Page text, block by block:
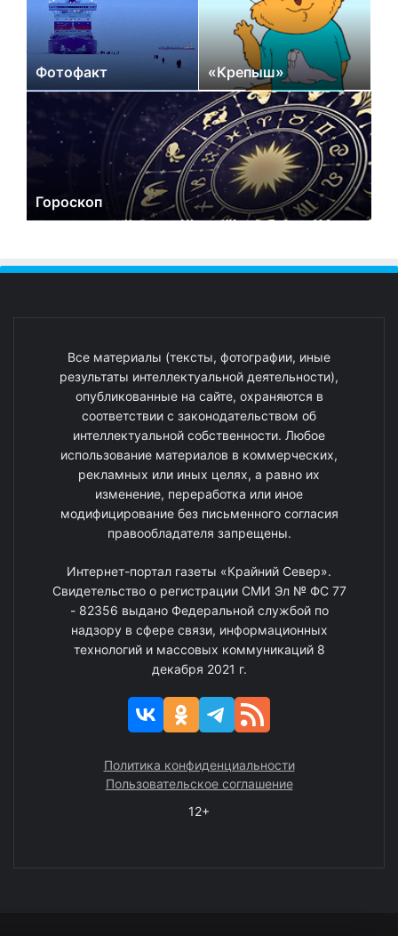
Фотофакт «Крепыш»
Гороскоп
Все материалы (тексты, фотографии, иные
результаты интеллектуальной деятельности),
опубликованные на сайте, охраняются в
соответствии с законодательством об
интеллектуальной собственности. Любое
использование материалов в коммерческих,
рекламных или иных целях, а равно их
изменение, переработка или иное
модифицирование без письменного согласия
правообладателя запрещены.
Интернет-портал газеты «Крайний Север».
Свидетельство о регистрации СМИ Эл № ФС 77
- 82356 выдано Федеральной службой по
надзору в сфере связи, информационных
технологий и массовых коммуникаций 8
декабря 2021 г.
Политика конфиденциальности
Пользовательское соглашение
12+